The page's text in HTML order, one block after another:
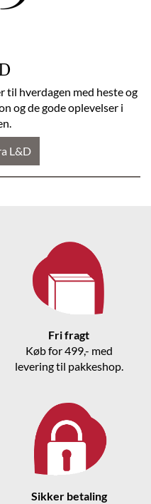
hverdagen med heste og
og de gode oplevelser i
L&D
Fri fragt
Køb for 499,- med
levering til pakkeshop.
Sikker betaling